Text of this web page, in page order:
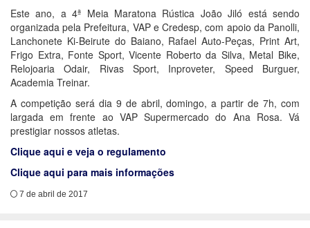
Este ano, a 4ª Meia Maratona Rústica João Jiló está sendo
organizada pela Prefeitura, VAP e Credesp, com apoio da Panolli,
Lanchonete Ki-Beirute do Baiano, Rafael Auto-Peças, Print Art,
Frigo Extra, Fonte Sport, Vicente Roberto da Silva, Metal Bike,
Relojoaria Odair, Rivas Sport, Inproveter, Speed Burguer,
Academia Treinar.
A competição será dia 9 de abril, domingo, a partir de 7h, com
largada em frente ao VAP Supermercado do Ana Rosa. Vá
prestigiar nossos atletas.
Clique aqui e veja o regulamento
Clique aqui para mais informações
7 de abril de 2017